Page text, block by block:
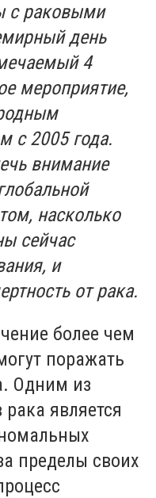
с раковыми
день
4
мероприятие,
с 2005 года.
внимание
насколько
сейчас
и
от рака.
более чем
поражать
Одним из
является
пределы своих